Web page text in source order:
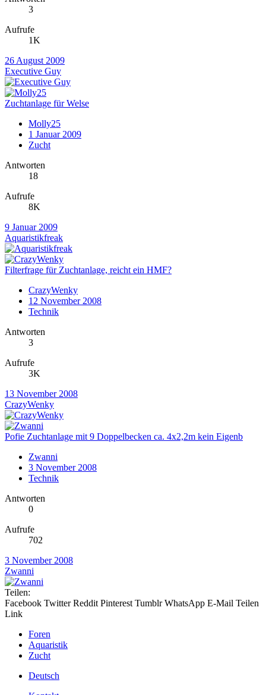
3
Aufrufe
1K
26 August 2009
Executive Guy
Zuchtanlage für Welse
Molly25
1 Januar 2009
Zucht
Antworten
18
Aufrufe
8K
9 Januar 2009
Aquaristikfreak
Filterfrage für Zuchtanlage, reicht ein HMF?
CrazyWenky
12 November 2008
Technik
Antworten
3
Aufrufe
3K
13 November 2008
CrazyWenky
Pofie Zuchtanlage mit 9 Doppelbecken ca. 4x2,2m kein Eigenb
Zwanni
3 November 2008
Technik
Antworten
0
Aufrufe
702
3 November 2008
Zwanni
Teilen:
Facebook Twitter Reddit Pinterest Tumblr WhatsApp E-Mail Teilen
Link
Foren
Aquaristik
Zucht
Deutsch